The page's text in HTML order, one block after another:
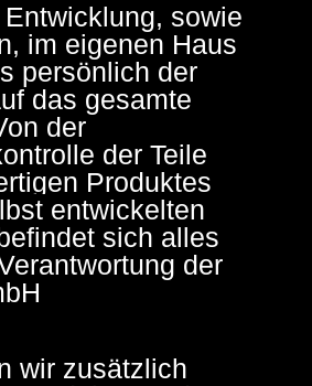
sowie
im eigenen Haus
persönlich der
das gesamte
der
der Teile
Produktes
entwickelten
sich alles
der
wir zusätzlich